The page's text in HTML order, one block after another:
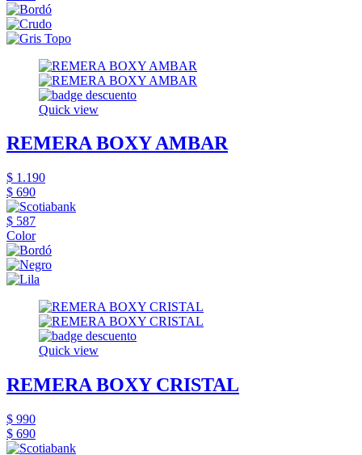
Quick view
REMERA BOXY AMBAR
$ 1.190
$ 690
$ 587
Color
Quick view
REMERA BOXY CRISTAL
$ 990
$ 690